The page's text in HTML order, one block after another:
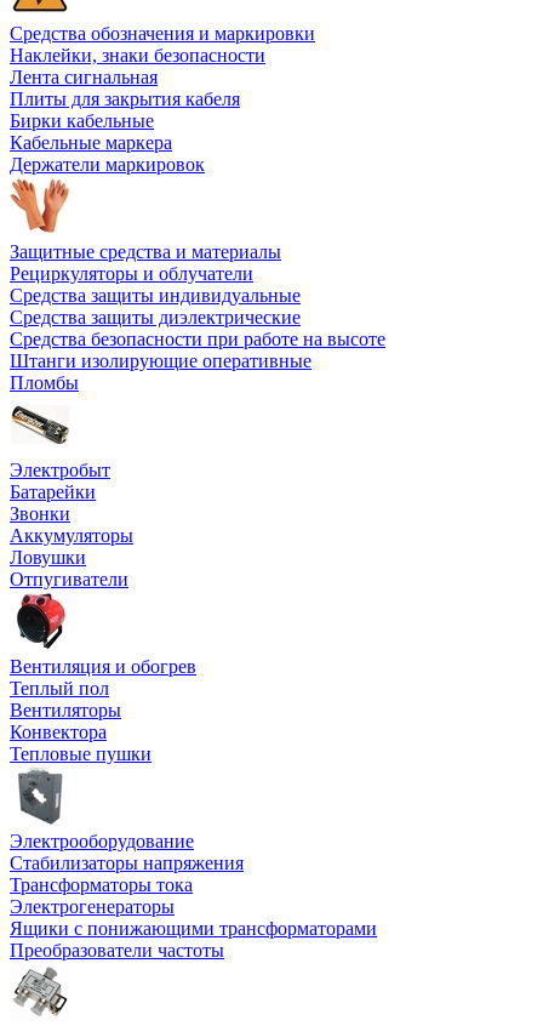
Средства обозначения и маркировки
Наклейки, знаки безопасности
Лента сигнальная
Плиты для закрытия кабеля
Бирки кабельные
Кабельные маркера
Держатели маркировок
Защитные средства и материалы
Рециркуляторы и облучатели
Средства защиты индивидуальные
Средства защиты диэлектрические
Средства безопасности при работе на высоте
Штанги изолирующие оперативные
Пломбы
Электробыт
Батарейки
Звонки
Аккумуляторы
Ловушки
Отпугиватели
Вентиляция и обогрев
Теплый пол
Вентиляторы
Конвектора
Тепловые пушки
Электрооборудование
Стабилизаторы напряжения
Трансформаторы тока
Электрогенераторы
Ящики с понижающими трансформаторами
Преобразователи частоты